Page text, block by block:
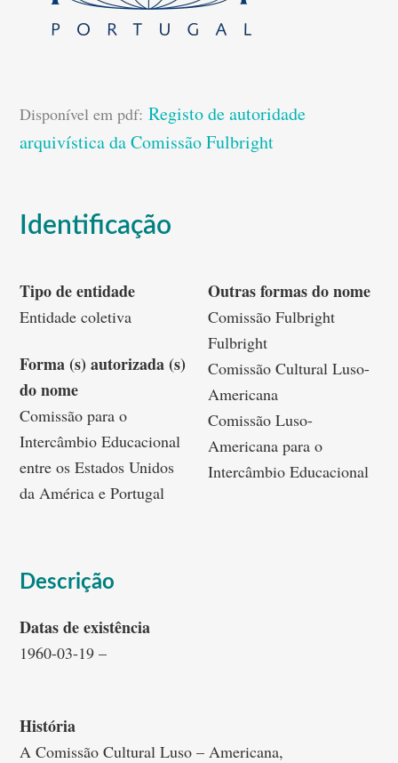
Disponível em pdf:Registo de autoridade
arquivística da Comissão Fulbright
Identificação
Tipo de entidade
Entidade coletiva
Forma (s) autorizada (s)
do nome
Comissão para o
Intercâmbio Educacional
entre os Estados Unidos
da América e Portugal
Outras formas do nome
Comissão Fulbright
Fulbright
Comissão Cultural Luso-
Americana
Comissão Luso-
Americana para o
Intercâmbio Educacional
Descrição
Datas de existência
1960-03-19 –
História
A Comissão Cultural Luso – Americana,